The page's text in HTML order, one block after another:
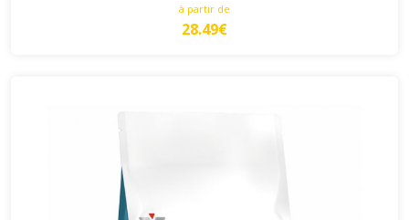
à partir de
28.49€